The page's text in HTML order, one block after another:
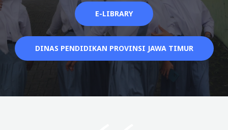
E-LIBRARY
DINAS PENDIDIKAN PROVINSI JAWA TIMUR